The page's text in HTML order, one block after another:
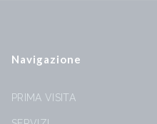
Navigazione
PRIMA VISITA